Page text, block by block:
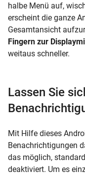
halbe Menü auf,
erscheint die ganze
Gesamtansicht
Fingern zur
weitaus schneller.
Lassen Sie
Mit Hilfe dieses
Benachrichtigungen
das möglich,
deaktiviert. Um es